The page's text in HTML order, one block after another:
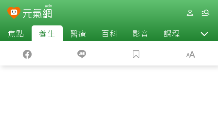
焦點 養生 醫療 百科 影音 課程 退休